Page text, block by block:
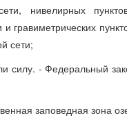
нивелирных
гравиметрических
сети;
силу. - Федеральный
заповедная зона